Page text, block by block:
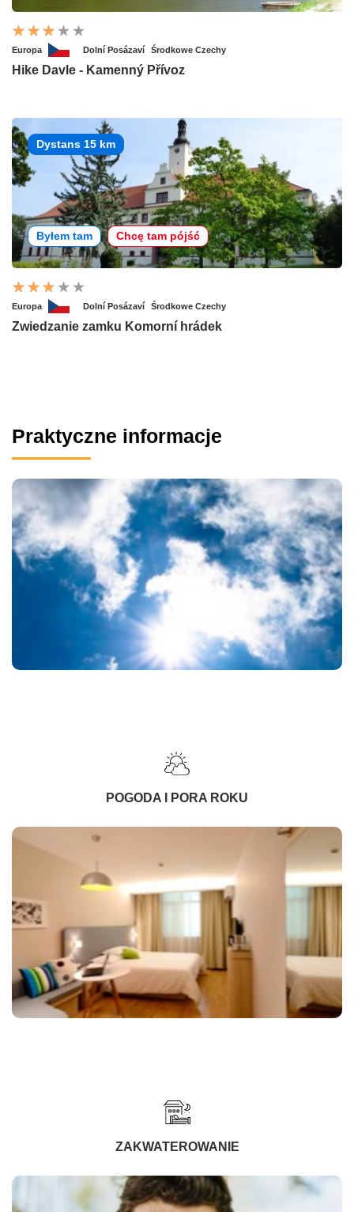
Europa Dolní Posázaví Środkowe Czechy
Hike Davle - Kamenný Přívoz
Dystans 15 km
Byłem tam Chcę tam pójść
Europa Dolní Posázaví Środkowe Czechy
Zwiedzanie zamku Komorní hrádek
Praktyczne informacje
POGODA I PORA ROKU
ZAKWATEROWANIE